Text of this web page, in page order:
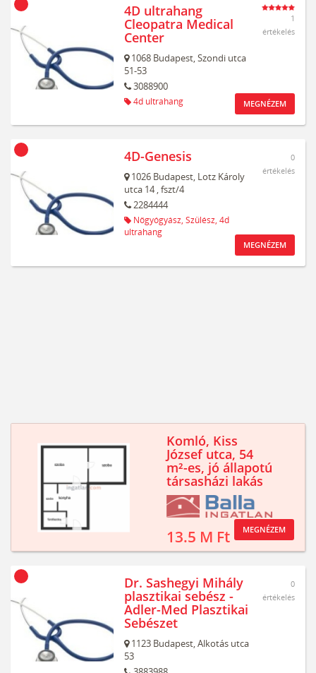
4D ultrahang
Cleopatra Medical
Center
1068 Budapest,Szondi utca
51-53
3088900
4d ultrahang
1
értékelés
MEGNÉZEM
4D-Genesis
1026 Budapest, Lotz Károly
utca 14, fszt/4
2284444
Nőgyógyász, Szülész, 4d
ultrahang
0
értékelés
MEGNÉZEM
Komló, Kiss
József utca, 54
m²-es, jó állapotú
társasházi lakás
13.5 M Ft MEGNÉZEM
Dr. Sashegyi Mihály
plasztikai sebész -
Adler-Med Plasztikai
Sebészet
1123 Budapest,Alkotás utca
53
0
értékelés